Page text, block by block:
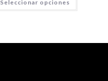
Seleccionar opciones